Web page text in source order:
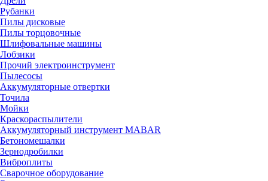
Рубанки
Пилы дисковые
Пилы торцовочные
Шлифовальные машины
Лобзики
Прочий электроинструмент
Пылесосы
Аккумуляторные отвертки
Точила
Мойки
Краскораспылители
Аккумуляторный инструмент MABAR
Бетономешалки
Зернодробилки
Виброплиты
Сварочное оборудование